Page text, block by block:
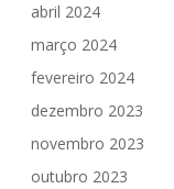
abril 2024
março 2024
fevereiro 2024
dezembro 2023
novembro 2023
outubro 2023